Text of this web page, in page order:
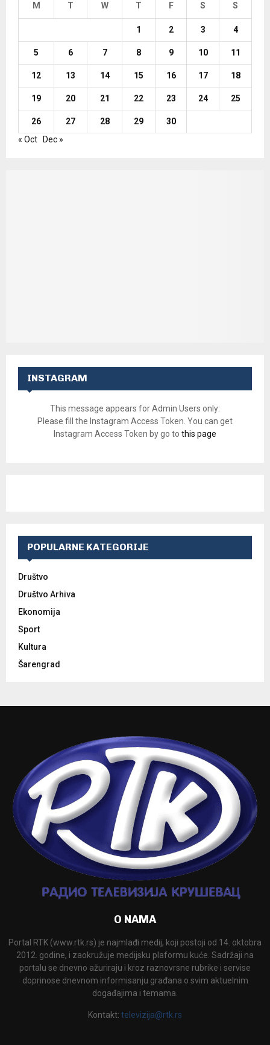
M T W T F S S
1 2 3 4
5 6 7 8 9 10 11
12 13 14 15 16 17 18
19 20 21 22 23 24 25
26 27 28 29
30
« Oct
Dec »
INSTAGRAM
This message appears for Admin Users only:
Please fill the Instagram Access Token. You can get
Instagram Access Token by go to this page
POPULARNE KATEGORIJE
Društvo
Društvo Arhiva
Ekonomija
Sport
Kultura
Šarengrad
O NAMA
Portal RTK (www.rtk.rs) je najmlađi medij, koji postoji od 14. oktobra
2012. godine, i zaokružuje medijsku plaformu kuće. Sadržaji na
portalu se dnevno ažuriraju i kroz raznovrsne rubrike i servise
doprinose dnevnom informisanju građana o svim aktuelnim
događajima i temama.
Kontakt: televizija@rtk.rs